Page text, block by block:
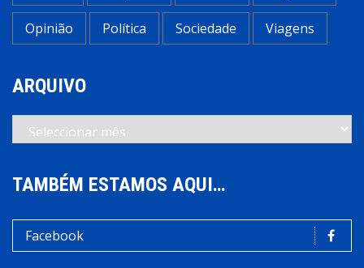
Opinião Política Sociedade Viagens
ARQUIVO
Arquivo
TAMBÉM ESTAMOS AQUI…
Facebook